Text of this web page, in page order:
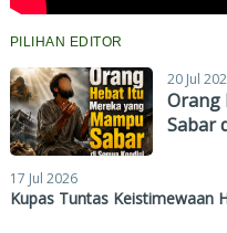
PILIHAN EDITOR
20 Jul
Orang
Sabar
17 Jul 2026
Kupas Tuntas Keistimewaan